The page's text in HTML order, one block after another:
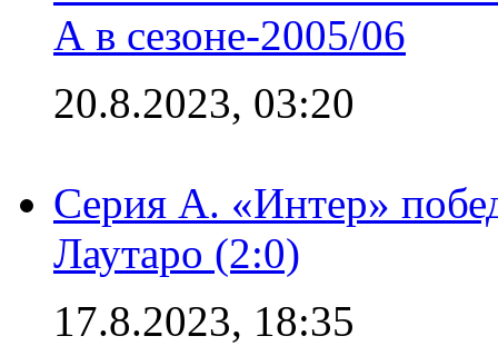
А в сезоне-2005/06
20.8.2023, 03:20
Серия А. «Интер»
Лаутаро (2:0)
17.8.2023, 18:35